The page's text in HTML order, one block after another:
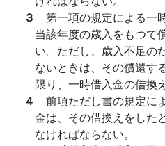
３ 第一項の規定による一
当該年度の歳入をもつて
い。ただし、歳入不足の
ないときは、その償還す
限り、一時借入金の借換
４ 前項ただし書の規定に
金は、その借換えをした
なければならない。